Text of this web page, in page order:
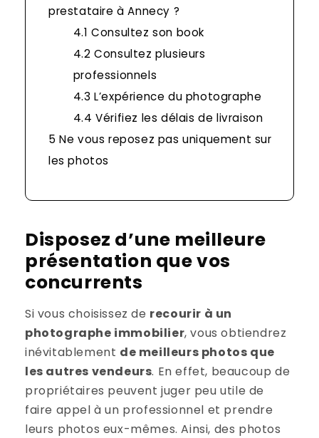
prestataire à Annecy ?
4.1 Consultez son book
4.2 Consultez plusieurs
professionnels
4.3 L’expérience du photographe
4.4 Vérifiez les délais de livraison
5 Ne vous reposez pas uniquement sur
les photos
Disposez d’une meilleure
présentation que vos
concurrents
Si vous choisissez de recourir à un
photographe immobilier, vous obtiendrez
inévitablement de meilleurs photos que
les autres vendeurs. En effet, beaucoup de
propriétaires peuvent juger peu utile de
faire appel à un professionnel et prendre
leurs photos eux-mêmes. Ainsi, des photos